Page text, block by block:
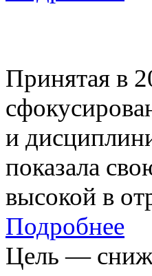
Принятая в
и
показала
высокой в
Подробнее
Цель —